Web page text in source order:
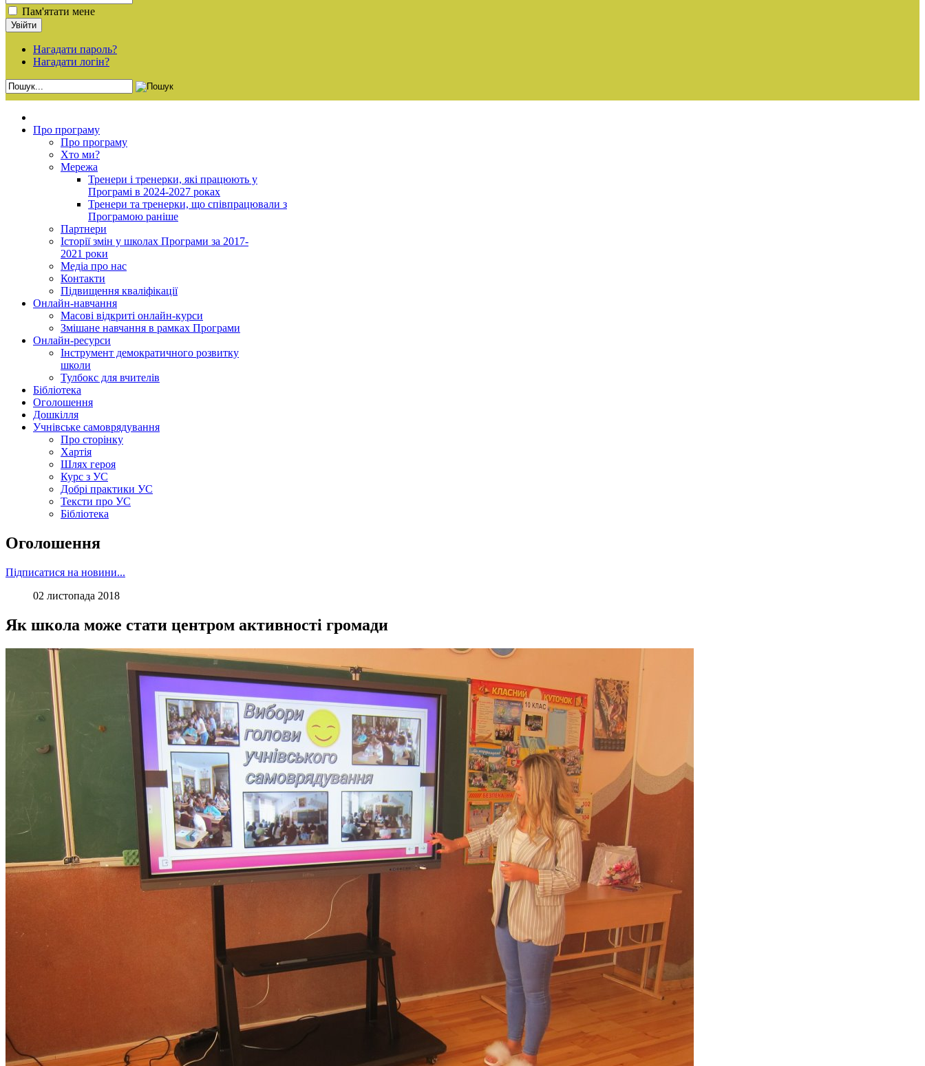
Пам'ятати мене
Нагадати пароль?
Нагадати логін?
Про програму
Про програму
Хто ми?
Мережа
Тренери і тренерки, які працюють у
Програмі в 2024-2027 роках
Тренери та тренерки, що співпрацювали з
Програмою раніше
Партнери
Історії змін у школах Програми за 2017-
2021 роки
Медіа про нас
Контакти
Підвищення кваліфікації
Онлайн-навчання
Масові відкриті онлайн-курси
Змішане навчання в рамках Програми
Онлайн-ресурси
Інструмент демократичного розвитку
школи
Тулбокс для вчителів
Бібліотека
Оголошення
Дошкілля
Учнівське самоврядування
Про сторінку
Хартія
Шлях героя
Курс з УС
Добрі практики УС
Тексти про УС
Бібліотека
Оголошення
Підписатися на новини...
02 листопада 2018
Як школа може стати центром активності громади